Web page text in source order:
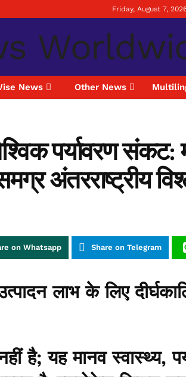
Friday, August 7,
News Other News
पर्यावरण संकट:
अंतरराष्ट्रीय
on Whatsapp Share on Telegram
लाभ के लिए
है; यह मानव स्वास्थ्य,